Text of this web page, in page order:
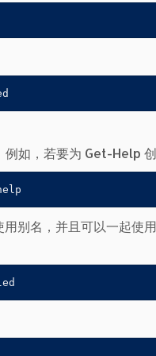
如，若要为 Get-Help 创
别名，并且可以一起